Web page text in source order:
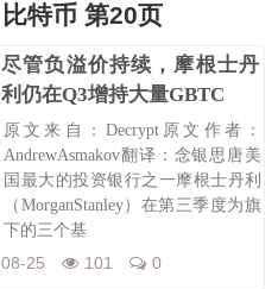
比特币 第20页
尽管负溢价持续，摩根士丹
利仍在Q3增持大量GBTC
原文来自：Decrypt原文作者：
AndrewAsmakov翻译：念银思唐美
国最大的投资银行之一摩根士丹利
（MorganStanley）在第三季度为旗
下的三个基
08-25 101 0